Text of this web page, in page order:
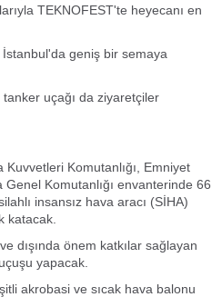
TEKNOFEST'te heyecanı en
geniş bir semaya
uçağı da ziyaretçiler
Komutanlığı, Emniyet
Komutanlığı envanterinde 66
insansız hava aracı (SİHA)
katacak.
dışında önem katkılar sağlayan
yapacak.
akrobasi ve sıcak hava balonu